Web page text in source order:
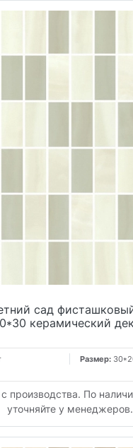
сад
керамический
Размер:
производства. По
уточняйте у менеджеров.